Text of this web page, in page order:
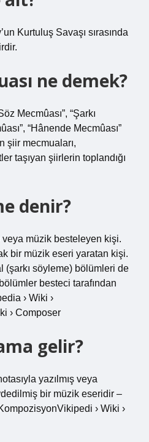
Kurtuluş Savaşı sırasında
ne demek?
Mecmûası”, “Şarkı
“Hânende Mecmûası”
şiir mecmuaları,
taşıyan şiirlerin toplandığı
denir?
müzik besteleyen kişi.
bir müzik eseri yaratan kişi.
(şarkı söyleme) bölümleri de
besteci tarafından
› Wiki ›
› Composer
gelir?
yazılmış veya
bir müzik eseridir –
› Wiki ›